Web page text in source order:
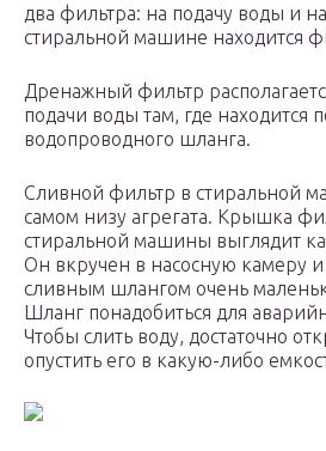
два фильтра: на подачу воды и
стиральной машине находится
Дренажный фильтр
подачи воды там, где находится
водопроводного шланга.
Сливной фильтр в стиральной
самом низу агрегата. Крышка
стиральной машины выглядит
Он вкручен в насосную камеру
сливным шлангом очень
Шланг понадобиться для
Чтобы слить воду, достаточно
опустить его в какую-либо